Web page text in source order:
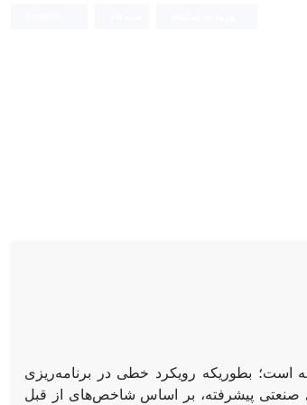
است؛ بطوریکه رویکرد خطی در برنامه‌ریزی
صنعتی پیشرفته، بر اساس شاخص‌های از قبل